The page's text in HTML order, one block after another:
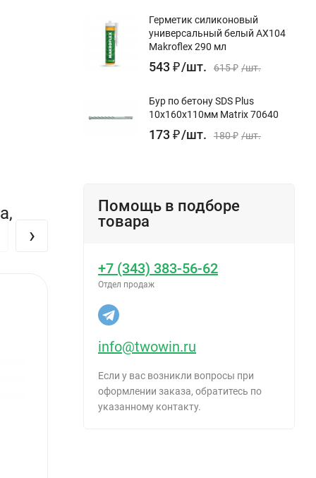
›
Герметик силиконовый
универсальный белый AX104
Makroflex 290 мл
543₽/шт. 615₽ /шт.
Бур по бетону SDS Plus
10x160х110мм Matrix 70640
173₽/шт. 180₽ /шт.
Помощь в подборе
товара
+7 (343) 383-56-62
Отдел продаж
info@twowin.ru
Если у вас возникли вопросы при
оформлении заказа, обратитесь по
указанному контакту.